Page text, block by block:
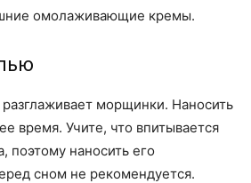
омолаживающие кремы.
морщинки. Наносить
время. Учите, что впитывается
поэтому наносить его
сном не рекомендуется.